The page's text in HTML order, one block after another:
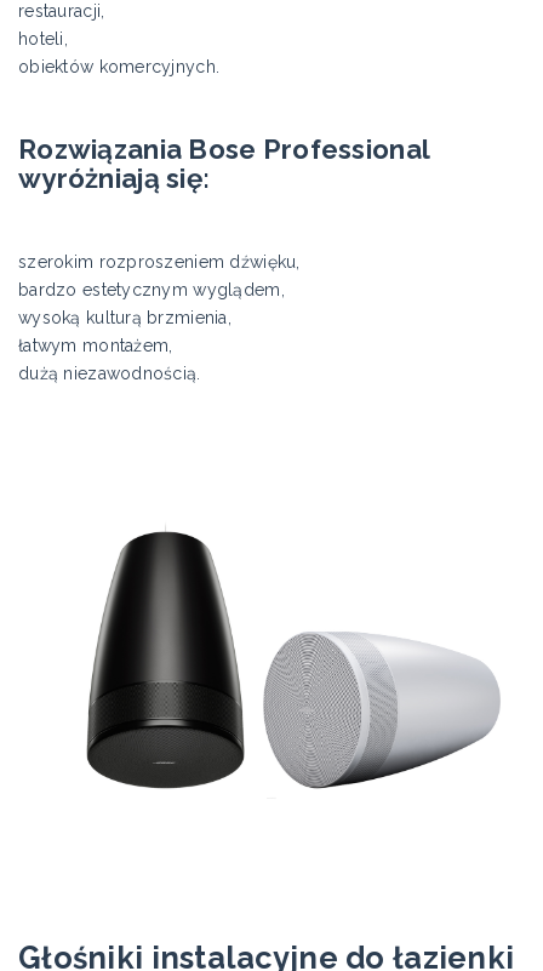
restauracji,
hoteli,
obiektów komercyjnych.
Rozwiązania Bose Professional
wyróżniają się:
szerokim rozproszeniem dźwięku,
bardzo estetycznym wyglądem,
wysoką kulturą brzmienia,
łatwym montażem,
dużą niezawodnością.
Głośniki instalacyjne do łazienki